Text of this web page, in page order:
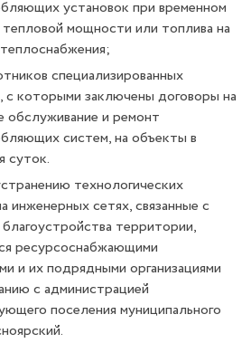
установок при временном
мощности или топлива на
специализированных
с которыми заключены договоры на
обслуживание и ремонт
систем, на объекты в
суток.
технологических
инженерных сетях, связанные с
территории,
ресурсоснабжающими
и их подрядными организациями
с администрацией
поселения муниципального